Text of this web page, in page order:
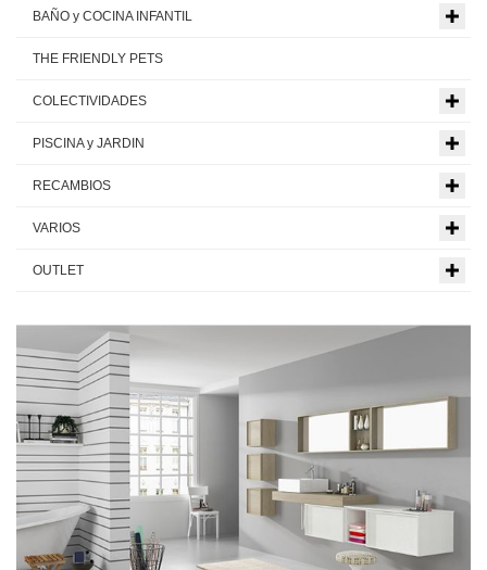
BAÑO y COCINA INFANTIL
THE FRIENDLY PETS
COLECTIVIDADES
PISCINA y JARDIN
RECAMBIOS
VARIOS
OUTLET